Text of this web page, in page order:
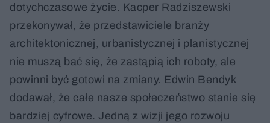
dotychczasowe życie. Kacper Radziszewski
przekonywał, że przedstawiciele branży
architektonicznej, urbanistycznej i planistycznej
nie muszą bać się, że zastąpią ich roboty, ale
powinni być gotowi na zmiany. Edwin Bendyk
dodawał, że całe nasze społeczeństwo stanie się
bardziej cyfrowe. Jedną z wizji jego rozwoju